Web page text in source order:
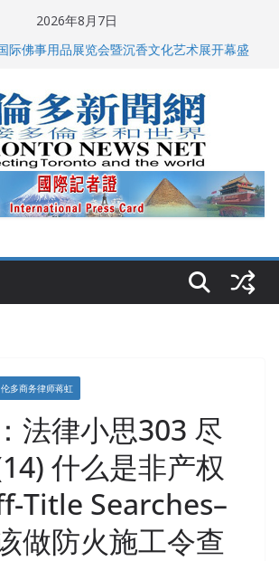
2026年8月7日
际佛事用品展览会暨沉香文化艺术展开幕盛
拿大“不友善”并批评其领导层 卡尼：谈判事
业
青少年儿童绘画比赛颁奖典礼多伦多举行
多伦多骄傲大游行 与市民分享竞选理念
多商务律师蒋虹
法律小思303 尽
什么是非产权
Title Searches–
做防火施工令查